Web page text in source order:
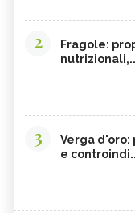
2
Fragole:
3
Verga d'oro:
e